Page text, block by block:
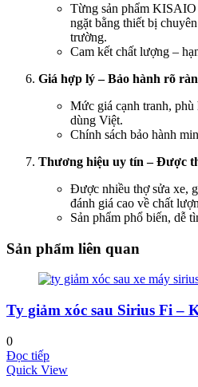
Từng sản phẩm
ngặt bằng thiết bị
trường.
Cam kết chất lượng –
Giá hợp lý – Bảo hành rõ
Mức giá cạnh tranh,
dùng Việt.
Chính sách bảo hành
Thương hiệu uy tín – Được
Được nhiều thợ sửa xe,
đánh giá cao về chất
Sản phẩm phổ biến, dễ
Sản phẩm liên quan
Ty giảm xóc sau Sirius Fi –
0
Đọc tiếp
Quick View